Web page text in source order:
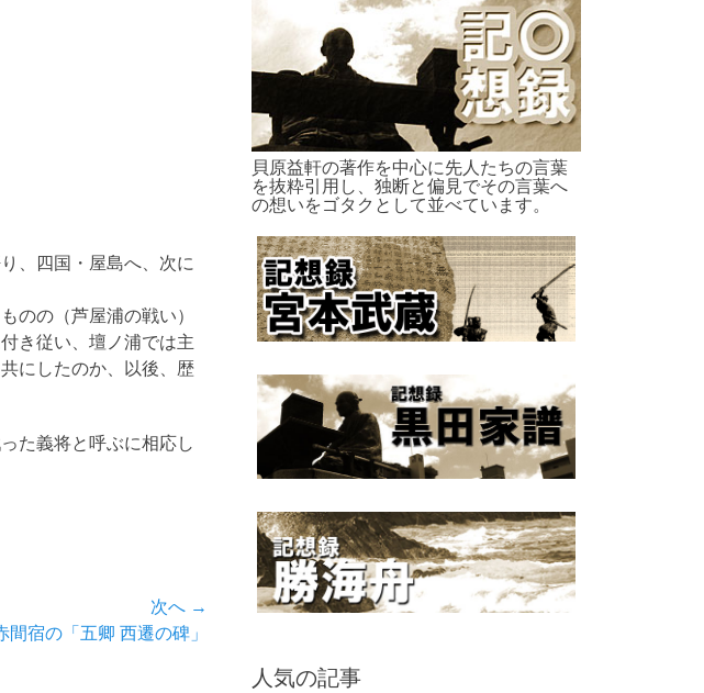
、四国・屋島へ、次に
のの（芦屋浦の戦い）
き従い、壇ノ浦では主
にしたのか、以後、歴
た義将と呼ぶに相応し
次へ →
間宿の「五卿 西遷の碑」
貝原益軒の著作を中心に先人たちの言葉
を抜粋引用し、独断と偏見でその言葉へ
の想いをゴタクとして並べています。
人気の記事